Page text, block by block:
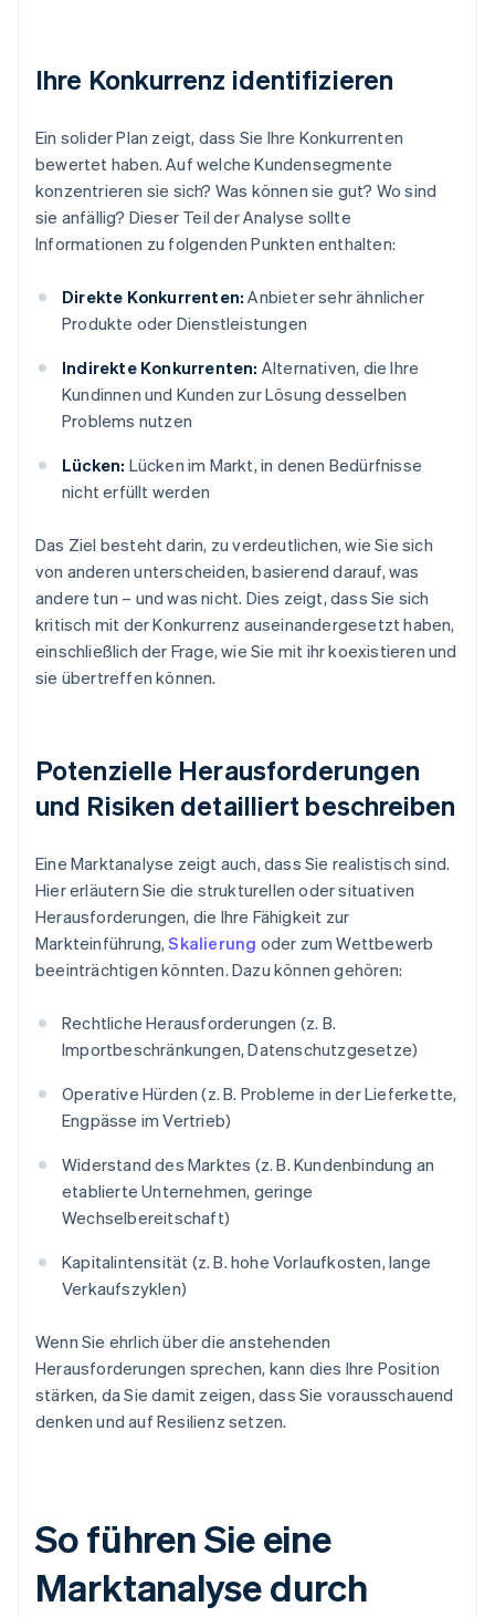
Ihre Konkurrenz identifizieren
Ein solider Plan zeigt, dass Sie Ihre Konkurrenten
bewertet haben. Auf welche Kundensegmente
konzentrieren sie sich? Was können sie gut? Wo sind
sie anfällig? Dieser Teil der Analyse sollte
Informationen zu folgenden Punkten enthalten:
Direkte Konkurrenten: Anbieter sehr ähnlicher
Produkte oder Dienstleistungen
Indirekte Konkurrenten: Alternativen, die Ihre
Kundinnen und Kunden zur Lösung desselben
Problems nutzen
Lücken: Lücken im Markt, in denen Bedürfnisse
nicht erfüllt werden
Das Ziel besteht darin, zu verdeutlichen, wie Sie sich
von anderen unterscheiden, basierend darauf, was
andere tun – und was nicht. Dies zeigt, dass Sie sich
kritisch mit der Konkurrenz auseinandergesetzt haben,
einschließlich der Frage, wie Sie mit ihr koexistieren und
sie übertreffen können.
Potenzielle Herausforderungen
und Risiken detailliert beschreiben
Eine Marktanalyse zeigt auch, dass Sie realistisch sind.
Hier erläutern Sie die strukturellen oder situativen
Herausforderungen, die Ihre Fähigkeit zur
Markteinführung,Skalierung oder zum Wettbewerb
beeinträchtigen könnten. Dazu können gehören:
Rechtliche Herausforderungen (z. B.
Importbeschränkungen, Datenschutzgesetze)
Operative Hürden (z. B. Probleme in der Lieferkette,
Engpässe im Vertrieb)
Widerstand des Marktes (z. B. Kundenbindung an
etablierte Unternehmen, geringe
Wechselbereitschaft)
Kapitalintensität (z. B. hohe Vorlaufkosten, lange
Verkaufszyklen)
Wenn Sie ehrlich über die anstehenden
Herausforderungen sprechen, kann dies Ihre Position
stärken, da Sie damit zeigen, dass Sie vorausschauend
denken und auf Resilienz setzen.
So führen Sie eine
Marktanalyse durch